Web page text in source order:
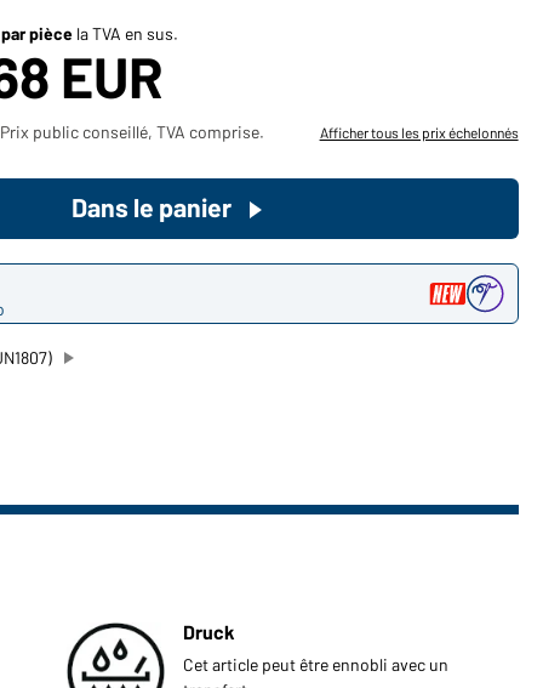
produits pour votre besoin privé?
pièce la TVA en sus.
EUR
Prix public conseillé, TVA comprise. Afficher tous les prix échelonnés
Dans le panier
Druck
Cet article peut être ennobli avec un